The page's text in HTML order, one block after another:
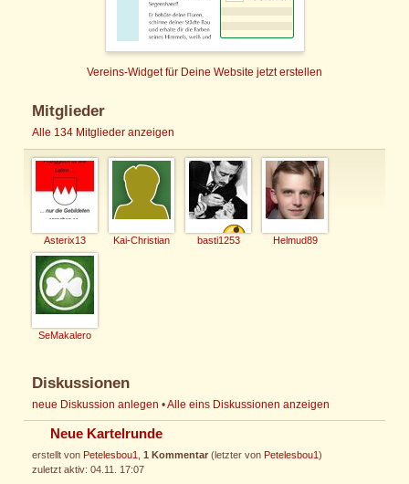
Vereins-Widget für Deine Website jetzt erstellen
Mitglieder
Alle 134 Mitglieder anzeigen
Asterix13 Kai-Christian basti1253 Helmud89
SeMakalero
Diskussionen
neue Diskussion anlegen •Alle eins Diskussionen anzeigen
Neue Kartelrunde
erstellt von Petelesbou1 1 Kommentar (letzter von Petelesbou1)
zuletzt aktiv: 04.11. 17:07